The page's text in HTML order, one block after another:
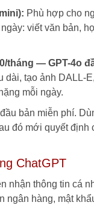
Phù hợp cho
viết văn bản,
tháng — GPT-4o
dài, tạo ảnh DALL-
mỗi ngày.
bản miễn phí.
đó mới quyết định
ChatGPT
nhận thông tin cá
ngân hàng, mật